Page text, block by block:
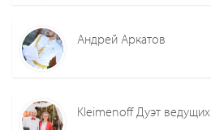
Андрей Аркатов
Kleimenoff Дуэт ведущих